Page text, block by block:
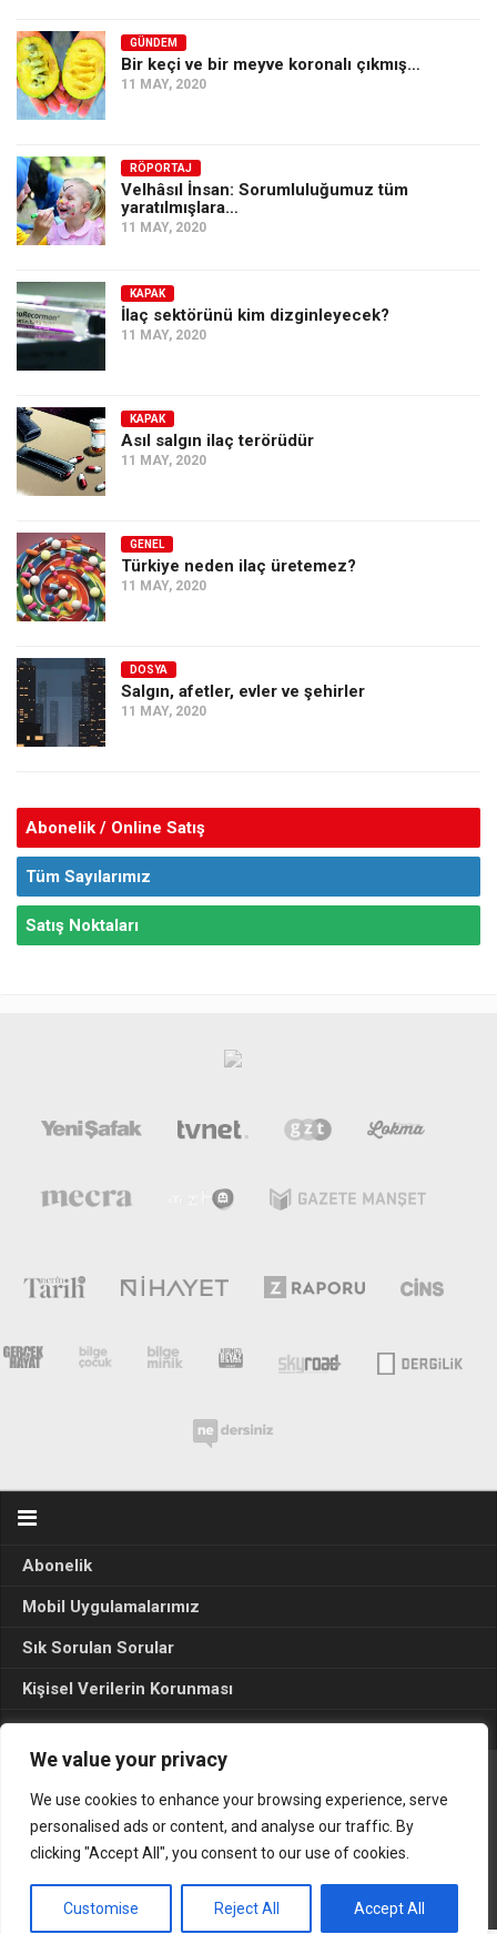
We value your privacy
We use cookies to enhance your browsing experience, serve
personalised ads or content, and analyse our traffic. By
clicking "Accept All", you consent to our use of cookies.
Customise Reject All Accept All
GÜNDEM
Bir keçi ve bir meyve koronalı çıkmış…
11 MAY, 2020
RÖPORTAJ
Velhâsıl İnsan: Sorumluluğumuz tüm
yaratılmışlara…
11 MAY, 2020
KAPAK
İlaç sektörünü kim dizginleyecek?
11 MAY, 2020
KAPAK
Asıl salgın ilaç terörüdür
11 MAY, 2020
GENEL
Türkiye neden ilaç üretemez?
11 MAY, 2020
DOSYA
Salgın, afetler, evler ve şehirler
11 MAY, 2020
Abonelik / Online Satış
Tüm Sayılarımız
Satış Noktaları
Abonelik
Mobil Uygulamalarımız
Sık Sorulan Sorular
Kişisel Verilerin Korunması
Seçim Sonuçları 2024
Gerçek Hayat © 2015. Her hakkı sakldır.